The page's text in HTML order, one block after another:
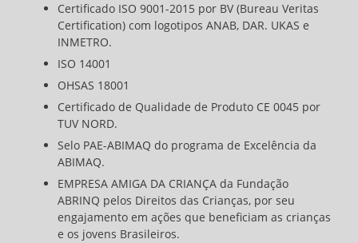
Certificado ISO 9001-2015 por BV (Bureau Veritas
Certification) com logotipos ANAB, DAR. UKAS e
INMETRO.
ISO 14001
OHSAS 18001
Certificado de Qualidade de Produto CE 0045 por
TUV NORD.
Selo PAE-ABIMAQ do programa de Excelência da
ABIMAQ.
EMPRESA AMIGA DA CRIANÇA da Fundação
ABRINQ pelos Direitos das Crianças, por seu
engajamento em ações que beneficiam as crianças
e os jovens Brasileiros.